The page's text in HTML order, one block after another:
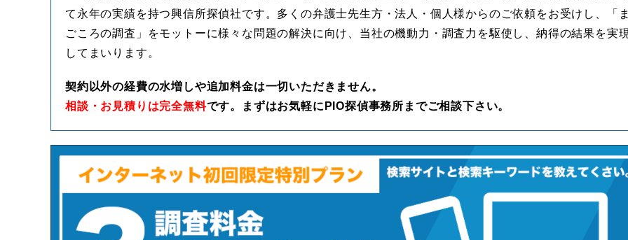
て永年の実績を持つ興信所探偵社です。多くの弁護士先生方・法人・個人様からのご依頼をお受けし、「ま
ごころの調査」をモットーに様々な問題の解決に向け、当社の機動力・調査力を駆使し、納得の結果を実現
してまいります。
契約以外の経費の水増しや追加料金は一切いただきません。
相談・お見積りは完全無料です。まずはお気軽にPIO探偵事務所までご相談下さい。